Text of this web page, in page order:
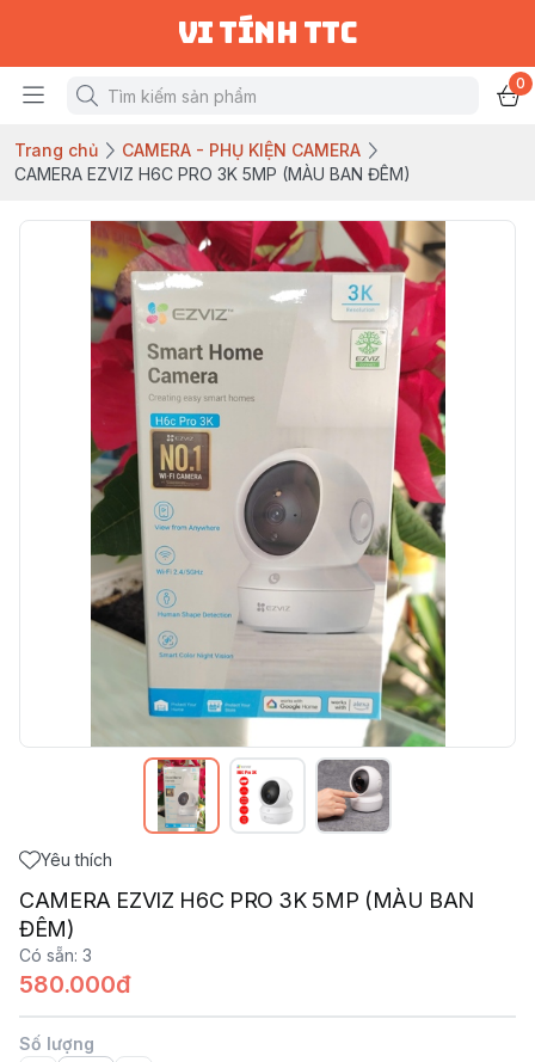
vi tính ttc
0
Trang chủ
CAMERA - PHỤ KIỆN CAMERA
CAMERA EZVIZ H6C PRO 3K 5MP (MÀU BAN ĐÊM)
Yêu thích
CAMERA EZVIZ H6C PRO 3K 5MP (MÀU BAN
ĐÊM)
Có sẵn: 3
580.000đ
Số lượng